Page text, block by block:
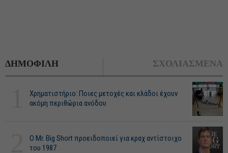
ΔΗΜΟΦΙΛΗ ΣΧΟΛΙΑΣΜΕΝΑ
Χρηματιστήριο: Ποιες μετοχές και κλάδοι έχουν
ακόμη περιθώρια ανόδου
O Mr. Big Short προειδοποιεί για κραχ αντίστοιχο
του 1987